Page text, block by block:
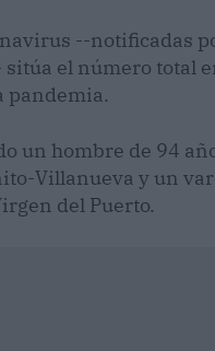
--notificadas
el número total
pandemia.
un hombre de 94
Villanueva y un
del Puerto.